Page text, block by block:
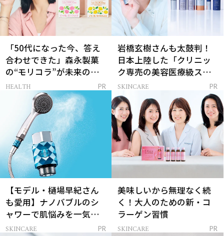
「50代になった今、答え
合わせできた」森永製菓
の“モリコラ”が未来のキ
レイを連れてくる！
HEALTH PR
岩橋玄樹さんも太鼓判！
日本上陸した「クリニッ
ク専売の美容医療級スキ
ンケア」
SKINCARE PR
【モデル・樋場早紀さん
も愛用】ナノバブルのシ
ャワーで肌悩みを一気に
解決
SKINCARE PR
美味しいから無理なく続
く！大人のための新・コ
ラーゲン習慣
SKINCARE PR